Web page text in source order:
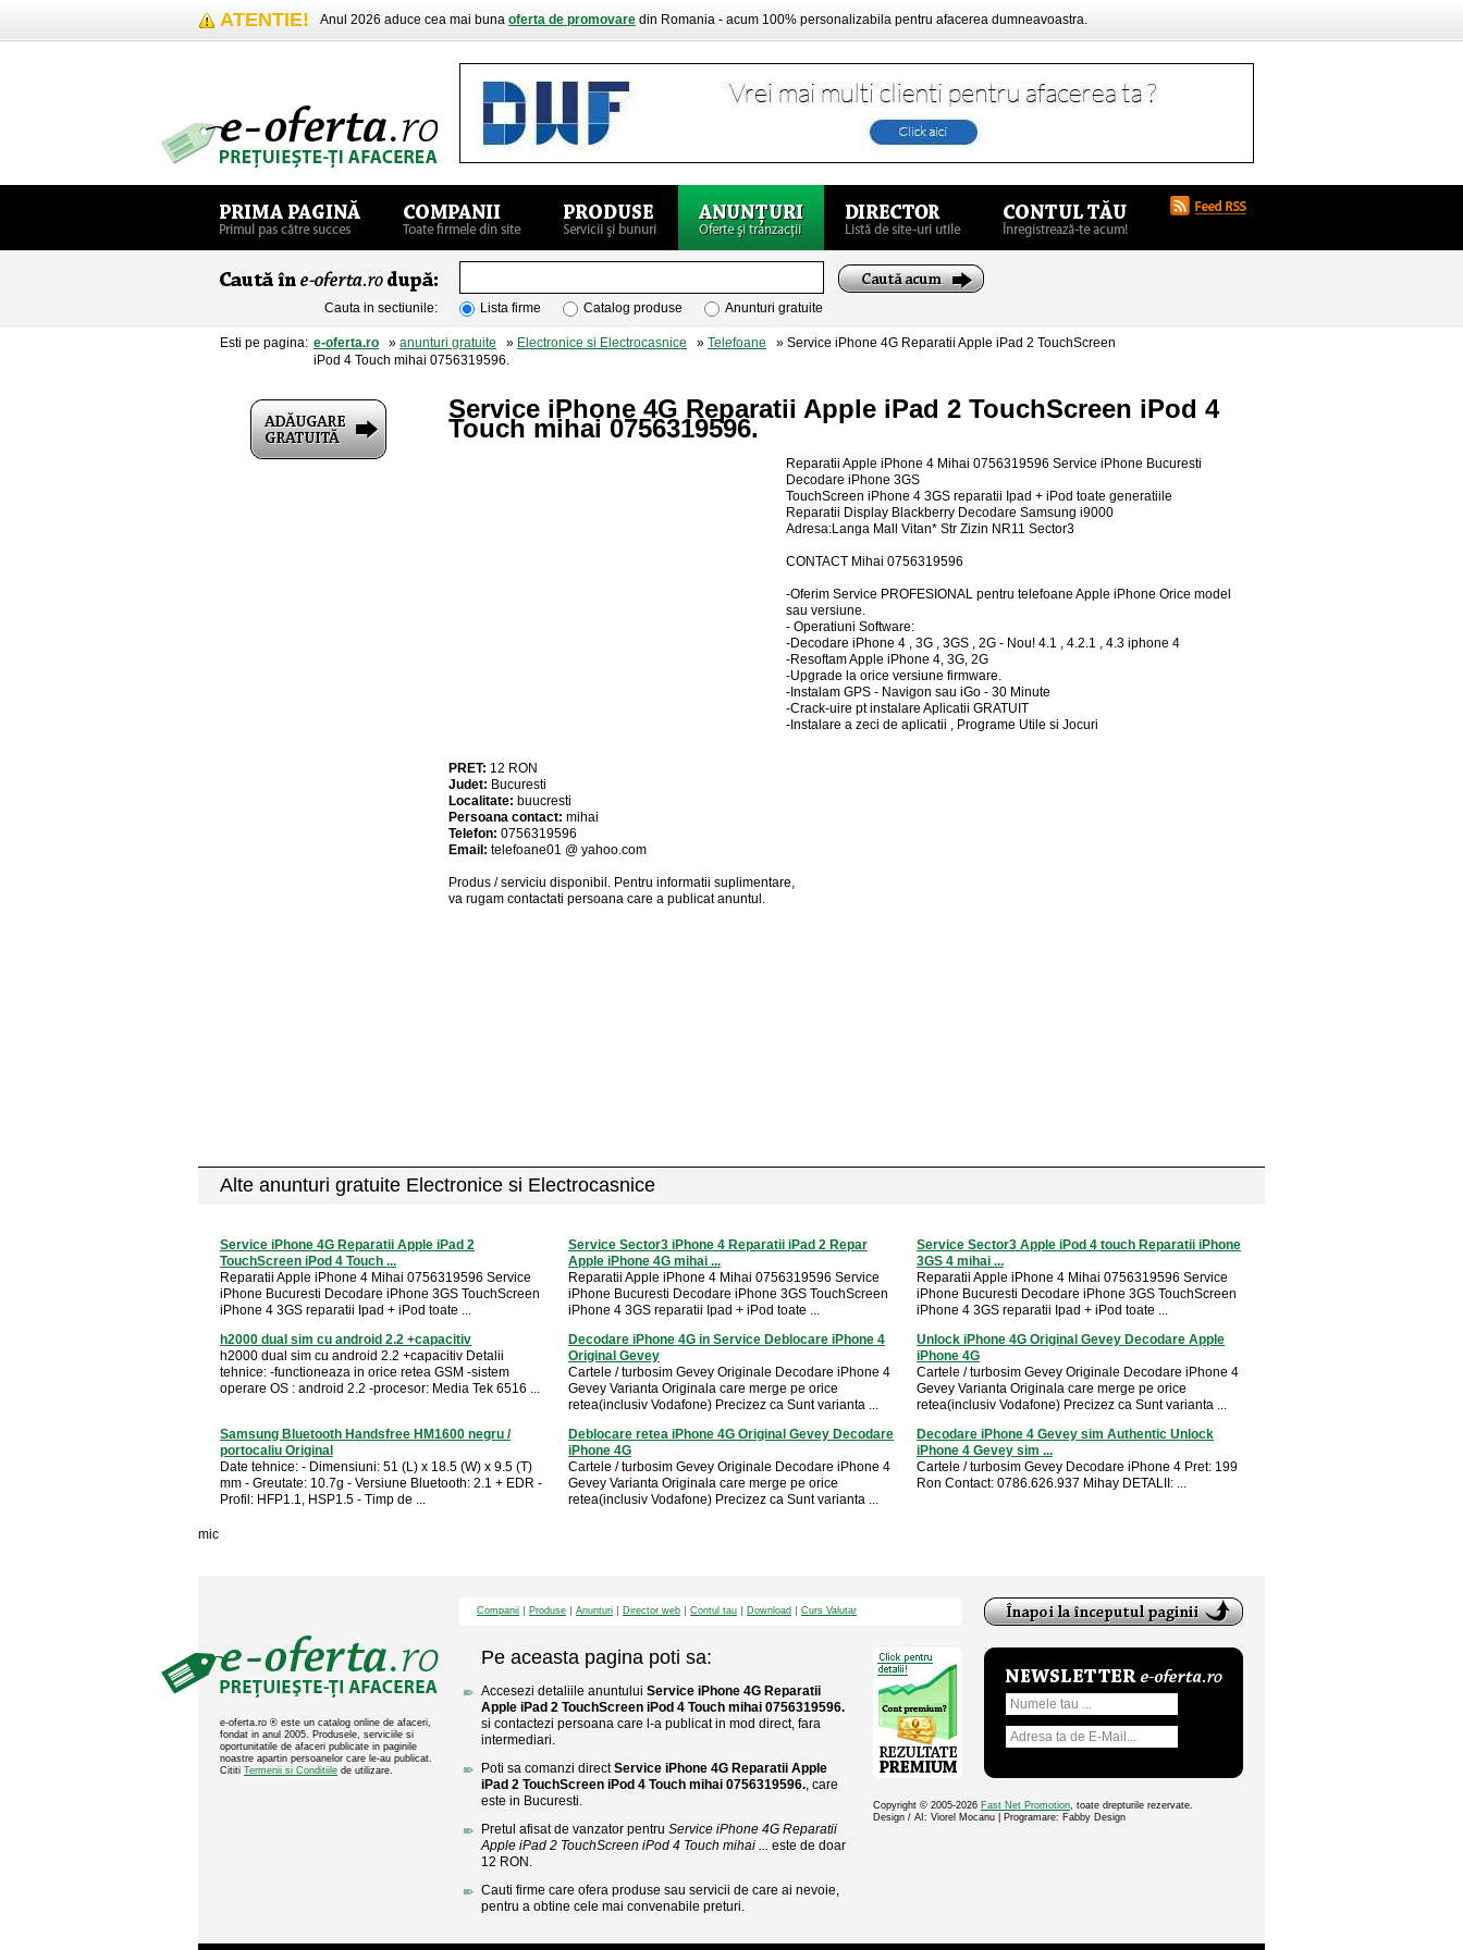
ATENTIE! Anul 2026 aduce cea mai buna oferta de promovare din Romania - acum 100% personalizabila pentru afacerea dumneavoastra.
Cauta in sectiunile: Lista firme Catalog produse Anunturi gratuite
Esti pe pagina: e-oferta.ro » anunturi gratuite » Electronice si Electrocasnice » Telefoane » Service iPhone 4G Reparatii Apple iPad 2 TouchScreen
iPod 4 Touch mihai 0756319596.
Service iPhone 4G Reparatii Apple iPad 2 TouchScreen iPod 4
Touch mihai 0756319596.
Reparatii Apple iPhone 4 Mihai 0756319596 Service iPhone Bucuresti
Decodare iPhone 3GS
TouchScreen iPhone 4 3GS reparatii Ipad + iPod toate generatiile
Reparatii Display Blackberry Decodare Samsung i9000
Adresa:Langa Mall Vitan* Str Zizin NR11 Sector3
CONTACT Mihai 0756319596
-Oferim Service PROFESIONAL pentru telefoane Apple iPhone Orice model
sau versiune.
- Operatiuni Software:
-Decodare iPhone 4 , 3G , 3GS , 2G - Nou! 4.1 , 4.2.1 , 4.3 iphone 4
-Resoftam Apple iPhone 4, 3G, 2G
-Upgrade la orice versiune firmware.
-Instalam GPS - Navigon sau iGo - 30 Minute
-Crack-uire pt instalare Aplicatii GRATUIT
-Instalare a zeci de aplicatii , Programe Utile si Jocuri
PRET: 12 RON
Judet: Bucuresti
Localitate: buucresti
Persoana contact: mihai
Telefon: 0756319596
Email: telefoane01 @ yahoo.com
Produs / serviciu disponibil . Pentru informatii suplimentare,
va rugam contactati persoana care a publicat anuntul.
Alte anunturi gratuite Electronice si Electrocasnice
Service iPhone 4G Reparatii Apple iPad 2
TouchScreen iPod 4 Touch ...
Reparatii Apple iPhone 4 Mihai 0756319596 Service
iPhone Bucuresti Decodare iPhone 3GS TouchScreen
iPhone 4 3GS reparatii Ipad + iPod toate ...
Service Sector3 iPhone 4 Reparatii iPad 2 Repar
Apple iPhone 4G mihai ...
Reparatii Apple iPhone 4 Mihai 0756319596 Service
iPhone Bucuresti Decodare iPhone 3GS TouchScreen
iPhone 4 3GS reparatii Ipad + iPod toate ...
Service Sector3 Apple iPod 4 touch Reparatii iPhone
3GS 4 mihai ...
Reparatii Apple iPhone 4 Mihai 0756319596 Service
iPhone Bucuresti Decodare iPhone 3GS TouchScreen
iPhone 4 3GS reparatii Ipad + iPod toate ...
h2000 dual sim cu android 2.2 +capacitiv
h2000 dual sim cu android 2.2 +capacitiv Detalii
tehnice: -functioneaza in orice retea GSM -sistem
operare OS : android 2.2 -procesor: Media Tek 6516 ...
Decodare iPhone 4G in Service Deblocare iPhone 4
Original Gevey
Cartele / turbosim Gevey Originale Decodare iPhone 4
Gevey Varianta Originala care merge pe orice
retea(inclusiv Vodafone) Precizez ca Sunt varianta ...
Unlock iPhone 4G Original Gevey Decodare Apple
iPhone 4G
Cartele / turbosim Gevey Originale Decodare iPhone 4
Gevey Varianta Originala care merge pe orice
retea(inclusiv Vodafone) Precizez ca Sunt varianta ...
Samsung Bluetooth Handsfree HM1600 negru /
portocaliu Original
Date tehnice: - Dimensiuni: 51 (L) x 18.5 (W) x 9.5 (T)
mm - Greutate: 10.7g - Versiune Bluetooth: 2.1 + EDR -
Profil: HFP1.1, HSP1.5 - Timp de ...
Deblocare retea iPhone 4G Original Gevey Decodare
iPhone 4G
Cartele / turbosim Gevey Originale Decodare iPhone 4
Gevey Varianta Originala care merge pe orice
retea(inclusiv Vodafone) Precizez ca Sunt varianta ...
Decodare iPhone 4 Gevey sim Authentic Unlock
iPhone 4 Gevey sim ...
Cartele / turbosim Gevey Decodare iPhone 4 Pret: 199
Ron Contact: 0786.626.937 Mihay DETALII: ...
mic
e-oferta.ro ® este un catalog online de afaceri,
fondat in anul 2005. Produsele, serviciile si
oportunitatile de afaceri publicate in paginile
noastre apartin persoanelor care le-au publicat.
Cititi Termenii si Conditiile de utilizare.
Companii Produse Anunturi Director web Contul tau Download Curs Valutar
Pe aceasta pagina poti sa:
Accesezi detaliile anuntului Service iPhone 4G Reparatii
Apple iPad 2 TouchScreen iPod 4 Touch mihai 0756319596.
si contactezi persoana care l-a publicat in mod direct, fara
intermediari.
Poti sa comanzi directService iPhone 4G Reparatii Apple
iPad 2 TouchScreen iPod 4 Touch mihai 0756319596., care
este in Bucuresti.
Pretul afisat de vanzator pentru Service iPhone 4G Reparatii
Apple iPad 2 TouchScreen iPod 4 Touch mihai ... este de doar
12 RON.
Cauti firme care ofera produse sau servicii de care ai nevoie,
pentru a obtine cele mai convenabile preturi.
Copyright © 2005-2026 Fast Net Promotion, toate drepturile rezervate.
Design / AI: Viorel Mocanu | Programare: Fabby Design